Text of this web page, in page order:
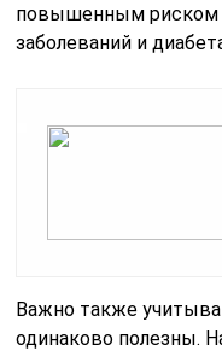
повышенным риском
заболеваний и
Важно также
одинаково полезны.